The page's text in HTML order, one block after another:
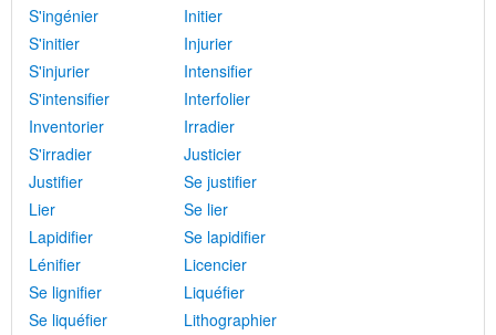
S'ingénier
Initier
S'initier
Injurier
S'injurier
Intensifier
S'intensifier
Interfolier
Inventorier
Irradier
S'irradier
Justicier
Justifier
Se justifier
Lier
Se lier
Lapidifier
Se lapidifier
Lénifier
Licencier
Se lignifier
Liquéfier
Se liquéfier
Lithographier